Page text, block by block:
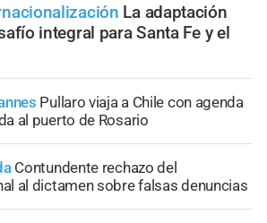
La adaptación
integral para Santa Fe y el
Pullaro viaja a Chile con agenda
al puerto de Rosario
Contundente rechazo del
al dictamen sobre falsas denuncias